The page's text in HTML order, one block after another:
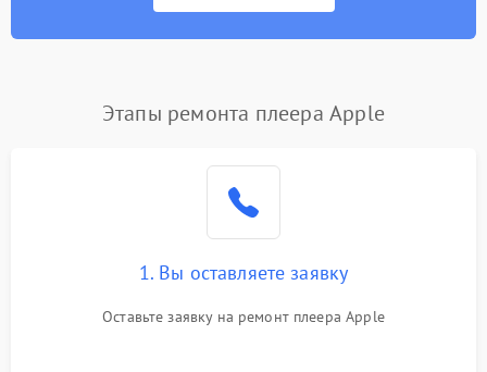
Этапы ремонта плеера Apple
1. Вы оставляете заявку
Оставьте заявку на ремонт плеера Apple